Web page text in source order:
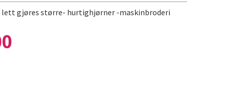
lett gjøres større- hurtighjørner -maskinbroderi